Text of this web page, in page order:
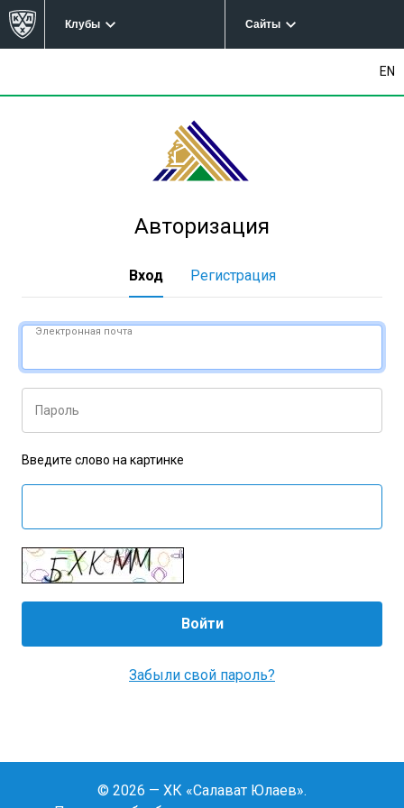
Клубы Сайты
EN
Авторизация
Вход Регистрация
Электронная почта
Пароль
Введите слово на картинке
Забыли свой пароль?
© 2026 — ХК «Салават Юлаев».